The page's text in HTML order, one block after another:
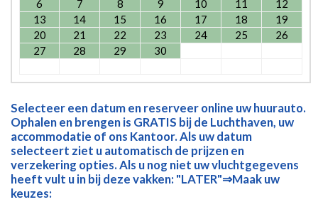
6
7 8 9 10 11
12
13
14 15 16 17 18
19
20
21 22 23 24 25
26
27
28 29 30
Selecteer een datum en reserveer online uw huurauto.
Ophalen en brengen is GRATIS bij de Luchthaven, uw
accommodatie of ons Kantoor. Als uw datum
selecteert ziet u automatisch de prijzen en
verzekering opties. Als u nog niet uw vluchtgegevens
heeft vult u in bij deze vakken: "LATER"⇒Maak uw
keuzes: